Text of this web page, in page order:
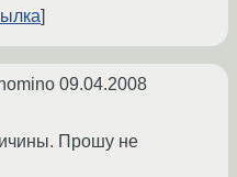
09.04.2008
Прошу не